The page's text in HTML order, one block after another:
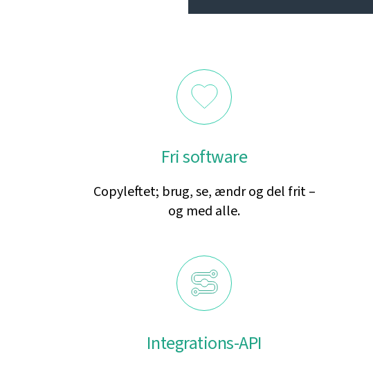
Fri software
Copyleftet; brug, se, ændr og del frit –
og med alle.
Integrations-API